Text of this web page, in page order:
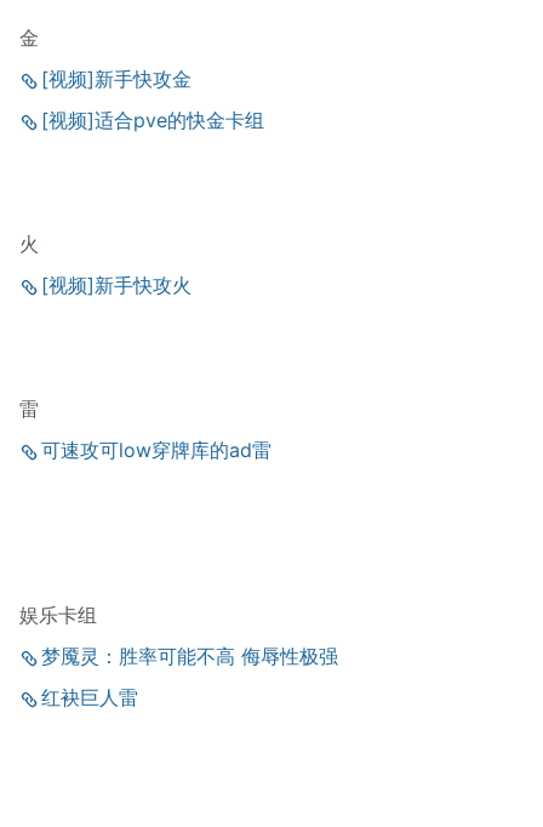
金
[视频]新手快攻金
[视频]适合pve的快金卡组
火
[视频]新手快攻火
雷
可速攻可low穿牌库的ad雷
娱乐卡组
梦魇灵：胜率可能不高 侮辱性极强
红袂巨人雷